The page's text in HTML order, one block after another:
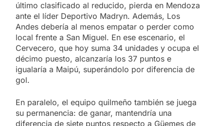
último clasificado al reducido, pierda en Mendoza
ante el líder Deportivo Madryn. Además, Los
Andes debería al menos empatar o perder como
local frente a San Miguel. En ese escenario, el
Cervecero, que hoy suma 34 unidades y ocupa el
décimo puesto, alcanzaría los 37 puntos e
igualaría a Maipú, superándolo por diferencia de
gol.
En paralelo, el equipo quilmeño también se juega
su permanencia: de ganar, mantendría una
diferencia de siete puntos respecto a Güemes de